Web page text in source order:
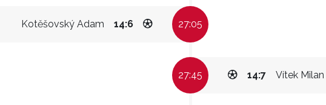
Kotěšovský Adam 14:6 27:05
27:45 Vítek Milan
14:7